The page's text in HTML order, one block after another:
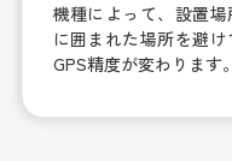
機種によって、設置
に囲まれた場所を避
GPS精度が変わります。